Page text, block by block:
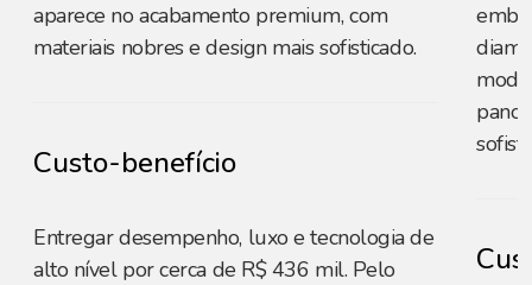
aparece no acabamento premium, com
materiais nobres e design mais sofisticado.
Custo-benefício
Entregar desempenho, luxo e tecnologia de
alto nível por cerca de R$ 436 mil. Pelo